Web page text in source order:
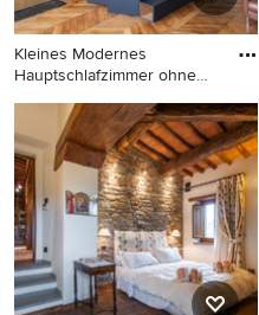
Kleines Modernes
Hauptschlafzimmer ohne
Kleines Modernes
Hauptschlafzimmer ohne
Kamin mit schwarzer
Wandfarbe und dunklem
Holzboden in Paris